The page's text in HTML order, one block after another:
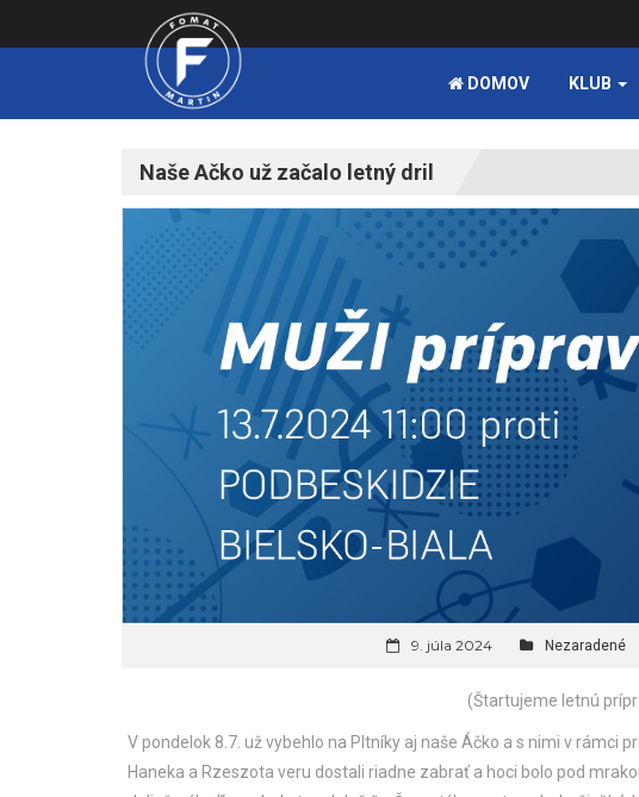
DOMOV KLUB
Naše Ačko už začalo letný dril
9. júla 2024 Nezaradené
(Štartujeme letnú
V pondelok 8.7. už vybehlo na Pltníky aj naše Áčko a s nimi v rámci
Haneka a Rzeszota veru dostali riadne zabrať a hoci bolo pod